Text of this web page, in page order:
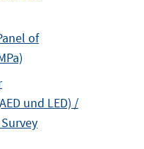
of
und LED) /